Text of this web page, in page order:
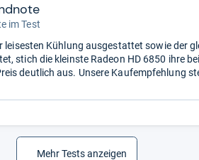
im Test
leisesten Kühlung ausgestattet sowie der
stich die kleinste Radeon HD 6850 ihre
deutlich aus. Unsere Kaufempfehlung
Mehr Tests anzeigen